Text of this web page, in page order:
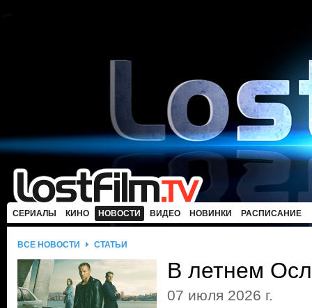
СЕРИАЛЫ КИНО НОВОСТИ ВИДЕО НОВИНКИ РАСПИСАНИЕ
ВСЕ НОВОСТИ СТАТЬИ
В летнем
07 июля 2026 г.